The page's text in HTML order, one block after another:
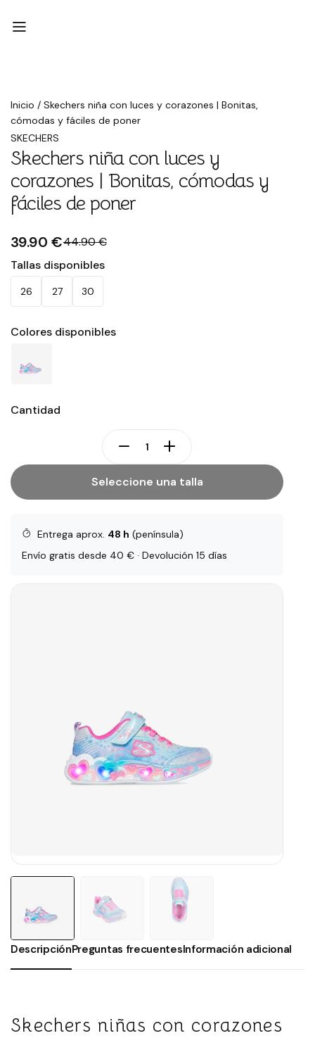
Inicio / Skechers niña con luces y corazones | Bonitas,
cómodas y fáciles de poner
Rebajado
SKECHERS
Skechers niña con luces y
corazones | Bonitas, cómodas y
fáciles de poner
39.90 €44.90 €
Tallas disponibles
26 27 30
Colores disponibles
Cantidad
Seleccione una talla
Entrega aprox. 48 h (península)
Envío gratis desde 40 € · Devolución 15 días
DescripciónPreguntas frecuentesInformación adicional
Skechers niñas con corazones